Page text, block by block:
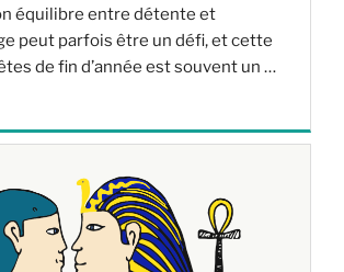
équilibre entre détente et
peut parfois être un défi, et cette
de fin d’année est souvent un …